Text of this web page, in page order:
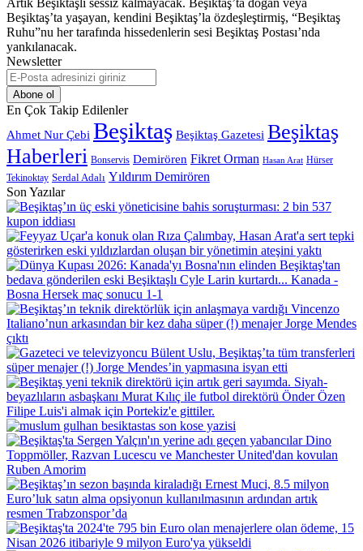
Artık Beşiktaşlı sessiz kalmayacak. Beşiktaş’ta doğan veya
Beşiktaş’ta yaşayan, kendini Beşiktaş’la özdeşleştirmiş, “Beşiktaş
Ruhu”nu her tarafında hissedenlerin sesi Beşiktaş Postası’nda
yankılanacak.
Newsletter
E-
Posta
adresinizi
giriniz
En Çok Takip Edilenler
Ahmet Nur Çebi Beşiktaş Beşiktaş Gazetesi Beşiktaş
Haberleri Bonservis Demirören Fikret Orman Hasan Arat Hürser
Tekinoktay Serdal Adalı Yıldırım Demirören
Son Yazılar